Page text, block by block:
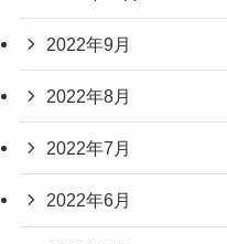
2022年9月
2022年8月
2022年7月
2022年6月